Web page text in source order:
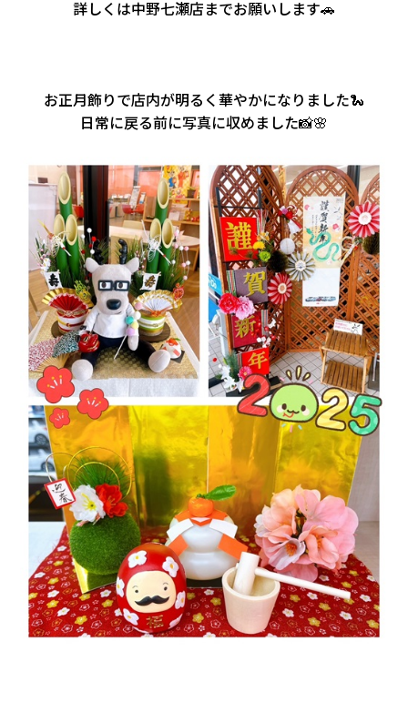
詳しくは中野七瀬店までお願いします🚗
お正月飾りで店内が明るく華やかになりました🐍
日常に戻る前に写真に収めました📸🌸